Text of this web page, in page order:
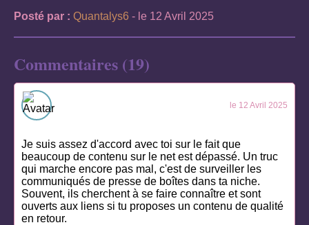
Posté par : Quantalys6 - le 12 Avril 2025
Commentaires (19)
le 12 Avril 2025
Je suis assez d'accord avec toi sur le fait que
beaucoup de contenu sur le net est dépassé. Un truc
qui marche encore pas mal, c'est de surveiller les
communiqués de presse de boîtes dans ta niche.
Souvent, ils cherchent à se faire connaître et sont
ouverts aux liens si tu proposes un contenu de qualité
en retour.